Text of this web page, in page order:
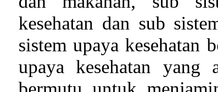
kesehatan dan sub
sistem upaya kesehatan
upaya kesehatan yang